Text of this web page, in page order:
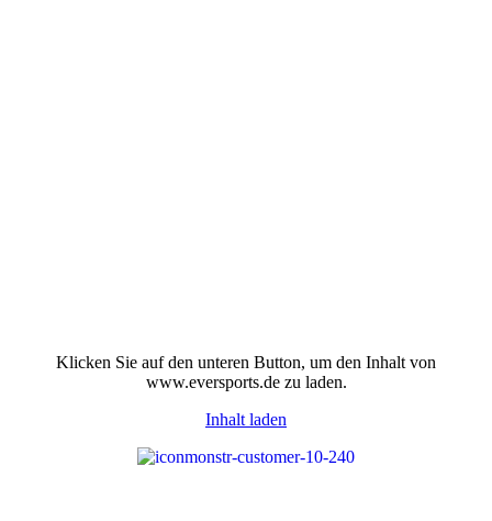
Klicken Sie auf den unteren Button, um den Inhalt von
www.eversports.de zu laden.
Inhalt laden